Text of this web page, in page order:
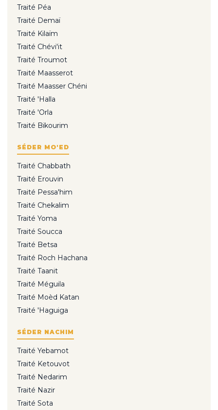
Traité Péa
Traité Demaï
Traité Kilaïm
Traité Chévi'it
Traité Troumot
Traité Maasserot
Traité Maasser Chéni
Traité 'Halla
Traité 'Orla
Traité Bikourim
SÉDER MO'ED
Traité Chabbath
Traité Erouvin
Traité Pessa'him
Traité Chekalim
Traité Yoma
Traité Soucca
Traité Betsa
Traité Roch Hachana
Traité Taanit
Traité Méguila
Traité Moèd Katan
Traité 'Haguiga
SÉDER NACHIM
Traité Yebamot
Traité Ketouvot
Traité Nedarim
Traité Nazir
Traité Sota